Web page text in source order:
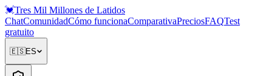
💓Tres Mil Millones de Latidos
ChatComunidadCómo funcionaComparativaPreciosFAQTest
gratuito
🇪🇸ES